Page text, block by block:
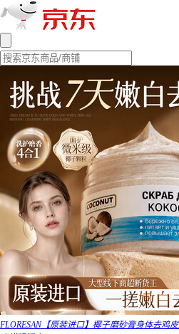
FLORESAN【原装进口】椰子磨砂膏身体去鸡